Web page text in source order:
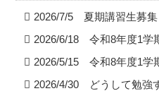
2026/7/5 夏期講習生募集
2026/6/18 令和8年度1学
2026/5/15 令和8年度1学
2026/4/30 どうして勉強